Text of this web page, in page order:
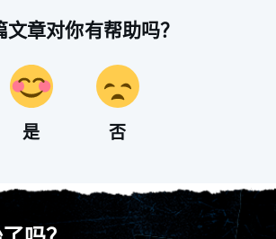
文章对你有帮助吗？
是 否